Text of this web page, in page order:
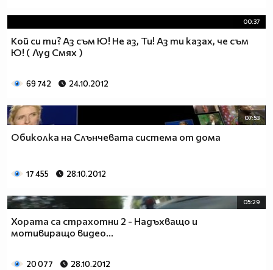
00:37
Кой си ти? Аз съм Ю! Не аз, Ти! Аз ти казах, че съм
Ю! ( Луд Смях )
69 742 24.10.2012
07:53
Обиколка на Слънчевата система от дома
17 455 28.10.2012
05:29
Хората са страхотни 2 - Надъхващо и
мотивиращо видeo...
20 077 28.10.2012